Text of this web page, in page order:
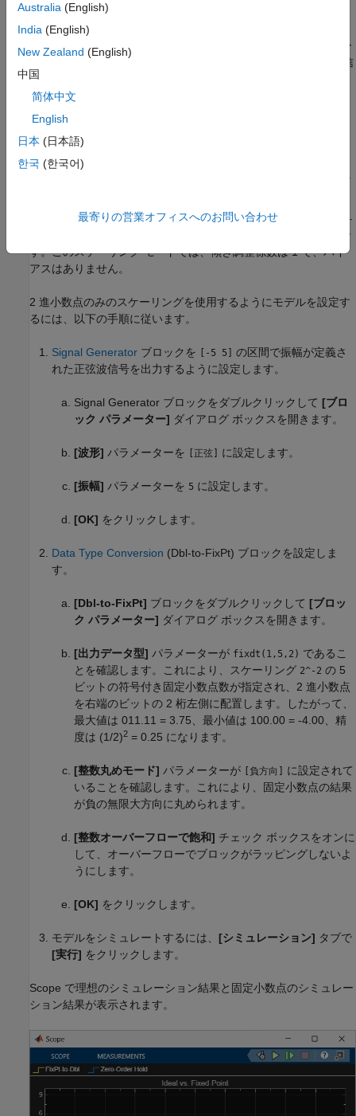
Dbl-to-FixPt
Generator ブロックからの倍精度数を Fixed-Point Designer デー
タ型の 1 つに変換します。簡単にするために、この例では出力信
号のサイズは 5 ビットです。
FixPt-to-Dbl
Designer データ型の 1 つを Simulink
この例では、倍精度数が出力されます。
2 進小数点のみのスケーリングを使用したシミュレー
2 進小数点のみのスケーリングを使用する場合の目的は、
Binary-
で定義されている固定小数点の指数を求めることで
す。このスケーリング モードでは、傾き調整係数は 1 で、バイ
アスはありません。
2 進小数点のみのスケーリングを使用するようにモデルを設定す
るには、以下の手順に従います。
Signal Generator ブロックを [-5 5]
の区間で振幅が定義さ
れた正弦波信号を出力するように設定します。
Signal Generator ブロックをダブルクリックして [ブロ
ック パラメーター] ダイアログ ボックスを開きます。
[波形] パラメーターを [正弦] に設定します。
[振幅] パラメーターを 5 に設定します。
[OK] をクリックします。
Data Type Conversion (Dbl-to-FixPt) ブロックを設定しま
す。
[Dbl-to-FixPt] ブロックをダブルクリックして [ブロッ
ク パラメーター] ダイアログ ボックスを開きます。
[出力データ型] パラメーターが fixdt(1,5,2) であるこ
とを確認します。これにより、スケーリング 2^-2 の 5
ビットの符号付き固定小数点数が指定され、2 進小数点
を右端のビットの 2 桁左側に配置します。したがって、
最大値は 011.11 = 3.75、最小値は 100.00 = -4.00、精
度は (1/2)2 = 0.25 になります。
[整数丸めモード] パラメーターが [負方向]
に設定されて
いることを確認します。これにより、固定小数点の結果
が負の無限大方向に丸められます。
[整数オーバーフローで飽和] チェック ボックスをオンに
して、オーバーフローでブロックがラッピングしないよ
うにします。
[OK] をクリックします。
モデルをシミュレートするには、 [シミュレーション] タブで
[実行] をクリックします。
Scope で理想のシミュレーション結果と固定小数点のシミュレー
ション結果が表示されます。
Australia (English)
India (English)
New Zealand (English)
中国
简体中文
English
日本 (日本語)
한국 (한국어)
最寄りの営業オフィスへのお問い合わせ